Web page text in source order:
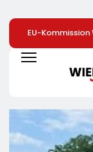
EU-Kommission
Zur „Zentrale
Tierindustrie“ /
Projektion In
Die Nähe Der EU-